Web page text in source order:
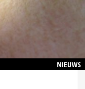
NIEUWS